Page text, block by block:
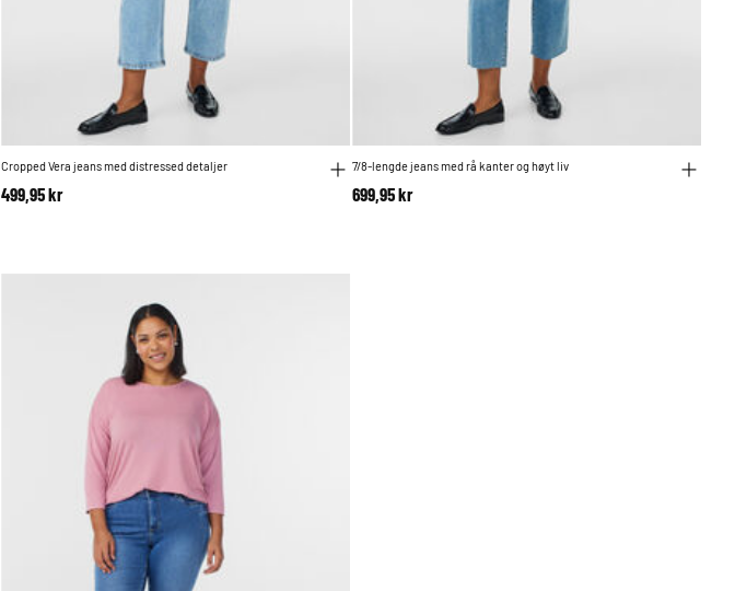
Cropped Vera jeans med distressed detaljer
499,95 kr
7/8-lengde jeans med rå kanter og høyt liv
699,95 kr